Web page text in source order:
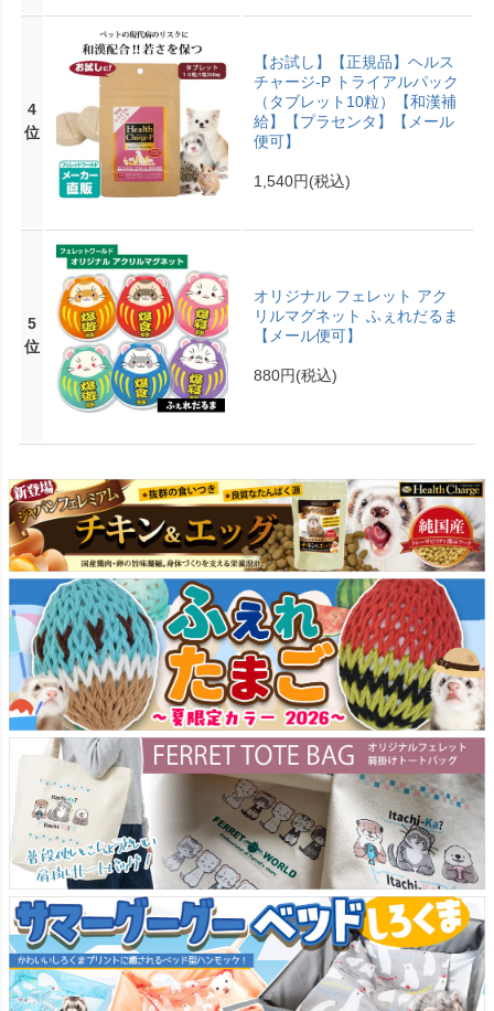
4
位
【お試し】【正規品】ヘルス
チャージ-P トライアルパック
（タブレット10粒）【和漢補
給】【プラセンタ】【メール
便可】
1,540円(税込)
5
位
オリジナル フェレット アク
リルマグネット ふぇれだるま
【メール便可】
880円(税込)